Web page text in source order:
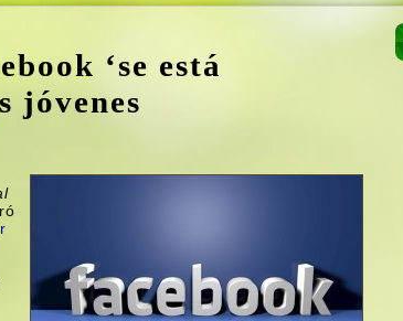
‘se está
jóvenes